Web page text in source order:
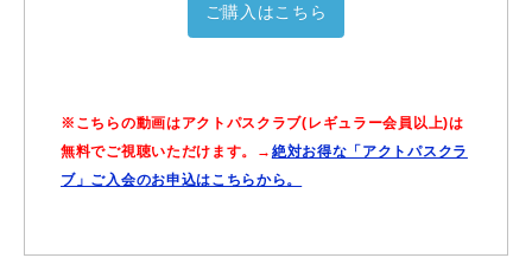
ご購入はこちら
※こちらの動画はアクトパスクラブ(レギュラー会員以上)は
無料でご視聴いただけます。→ 絶対お得な「アクトパスクラ
ブ」ご入会のお申込はこちらから。